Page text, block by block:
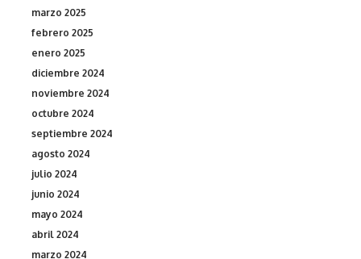
marzo 2025
febrero 2025
enero 2025
diciembre 2024
noviembre 2024
octubre 2024
septiembre 2024
agosto 2024
julio 2024
junio 2024
mayo 2024
abril 2024
marzo 2024